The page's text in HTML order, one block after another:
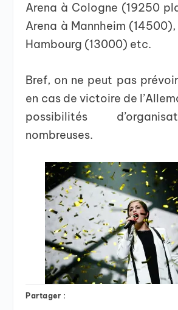
Arena à Cologne (19250
Arena à Mannheim (14500),
Hambourg (13000) etc.
Bref, on ne peut pas
en cas de victoire de
possibilités
nombreuses.
Partager :